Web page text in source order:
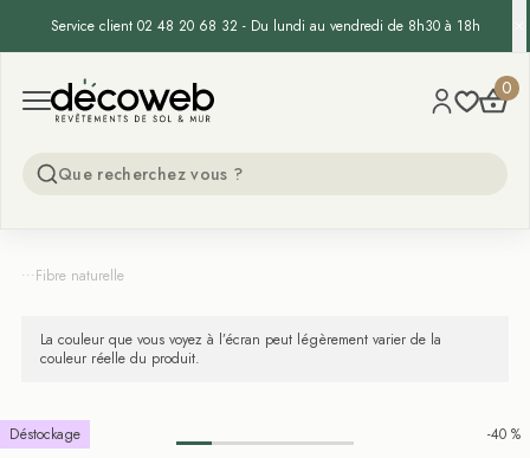
Service client 02 48 20 68 32 - Du lundi au vendredi de 8h30 à 18h
Open menu
Decoweb 0
...Fibre naturelle
La couleur que vous voyez à l’écran peut légèrement varier de la
couleur réelle du produit.
Déstockage -40 %